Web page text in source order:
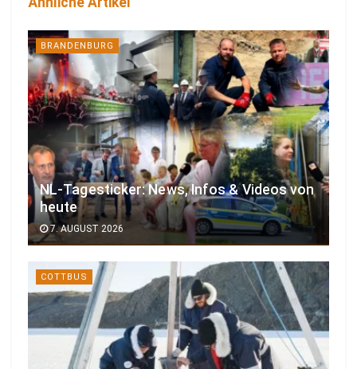
BRANDENBURG
NL-Tagesticker: News, Infos & Videos von
heute
7. AUGUST 2026
COTTBUS